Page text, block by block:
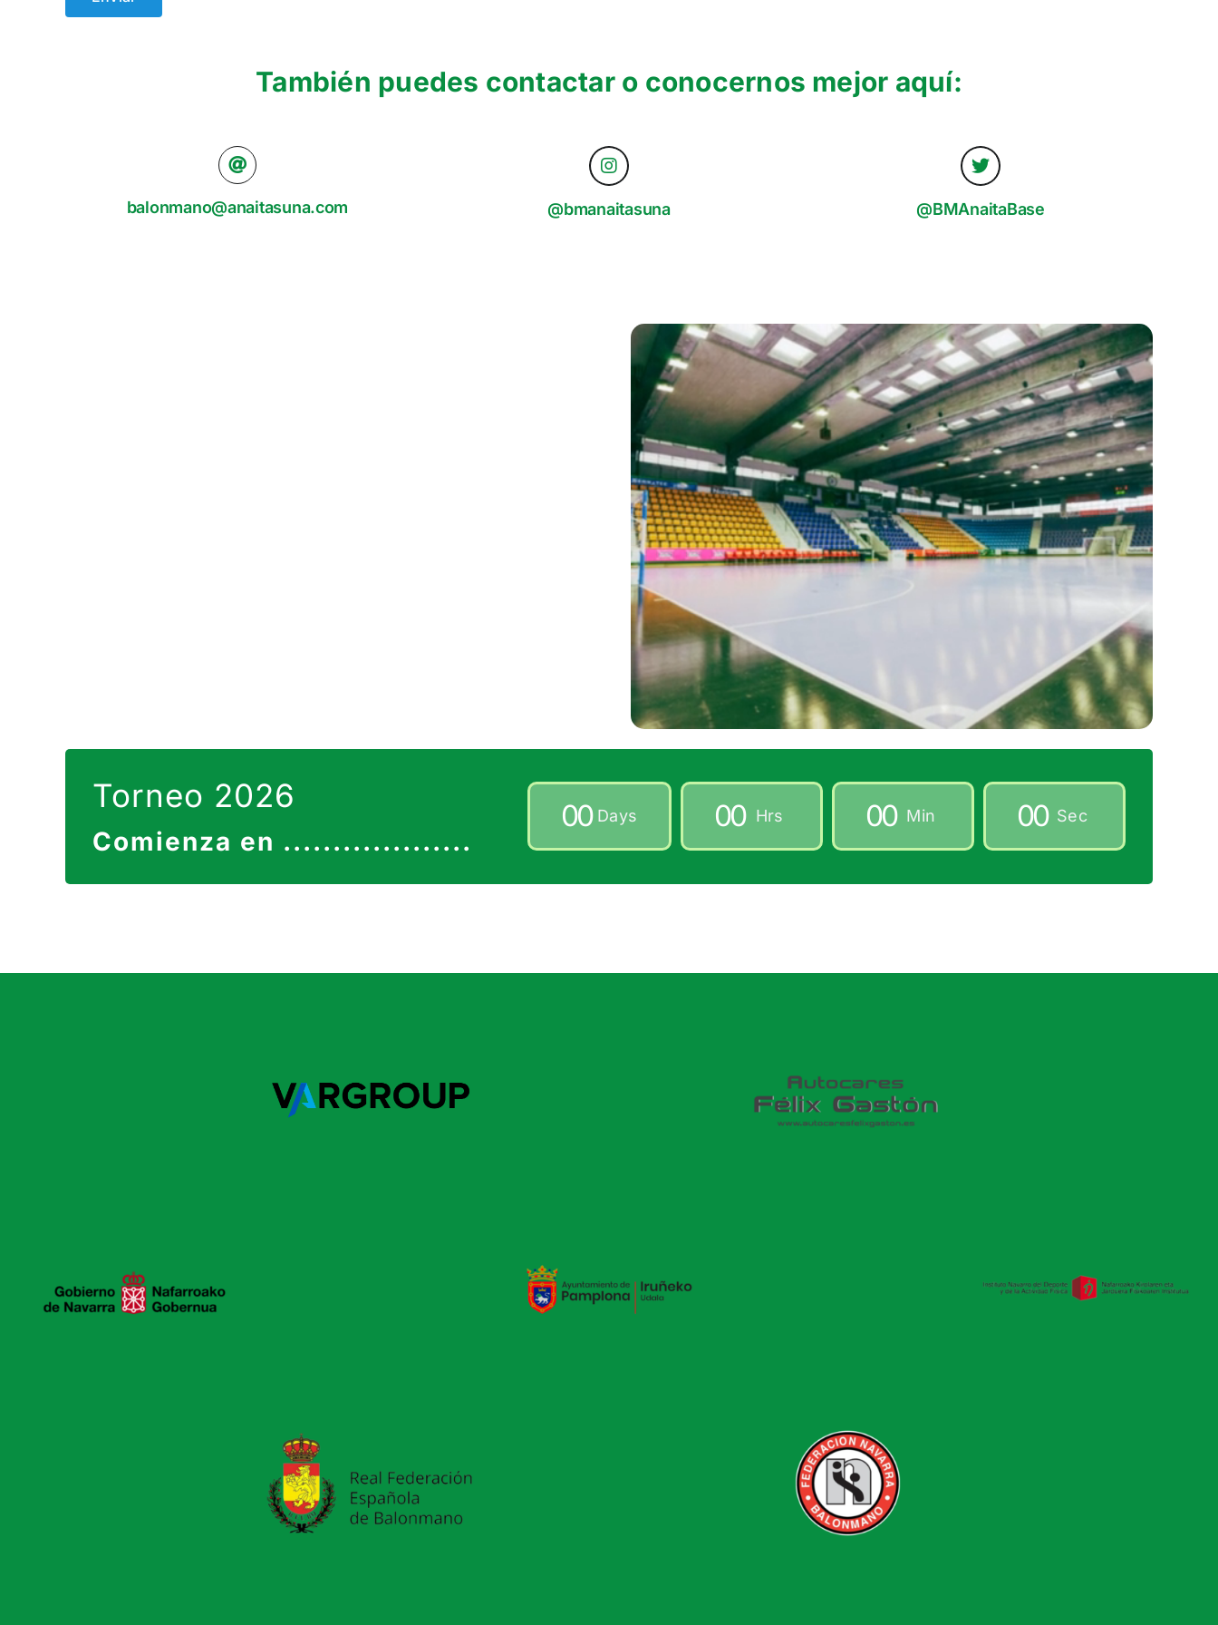
También puedes contactar o conocernos mejor aquí:
balonmano@anaitasuna.com @bmanaitasuna @BMAnaitaBase
Torneo 2026
Comienza en ...................
00 Days 00 Hrs 00 Min 00 Sec